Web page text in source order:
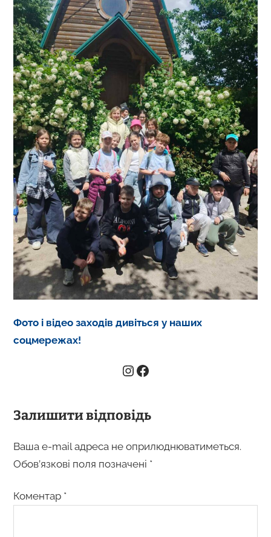
Фото і відео заходів дивіться у наших
соцмережах!
Залишити відповідь
Ваша e-mail адреса не оприлюднюватиметься.
Обов’язкові поля позначені *
Коментар *